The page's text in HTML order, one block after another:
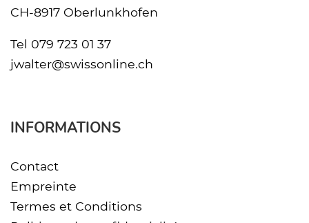
CH-8917 Oberlunkhofen
Tel 079 723 01 37
jwalter@swissonline.ch
INFORMATIONS
Contact
Empreinte
Termes et Conditions